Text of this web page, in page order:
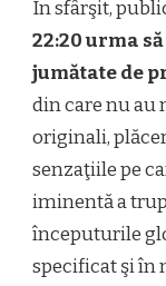
În sfârşit,
22:20 urma
jumătate de
din care nu au
originali,
senzaţiile pe
iminentă a
începuturile
specificat şi în